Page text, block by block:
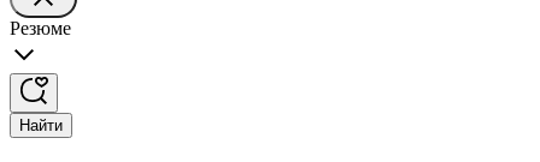
Резюме
Найти